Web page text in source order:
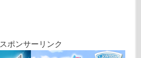
スポンサーリンク